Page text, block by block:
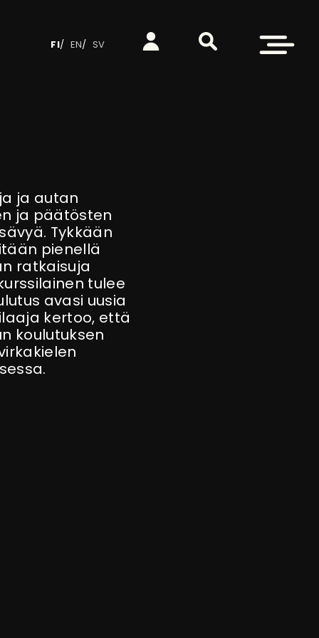
FI EN SV
Kirjaudu Etsi sivustoltaAvaa valikko
ja autan
ja päätösten
Tykkään
pienellä
ratkaisuja
tulee
avasi uusia
kertoo, että
koulutuksen